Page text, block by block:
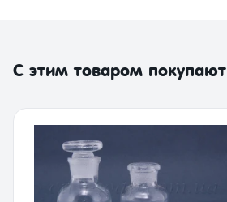
С этим товаром покупают